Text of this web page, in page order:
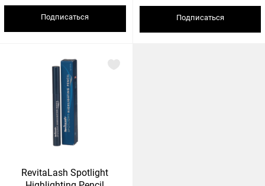
Подписаться Подписаться
RevitaLash Spotlight